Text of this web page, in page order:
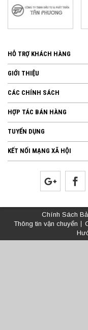
HỖ TRỢ KHÁCH HÀNG
GIỚI THIỆU
CÁC CHÍNH SÁCH
HỢP TÁC BÁN HÀNG
TUYỂN DỤNG
KẾT NỐI MẠNG XÃ HỘI
Chính Sách
Thông tin vận chuyển